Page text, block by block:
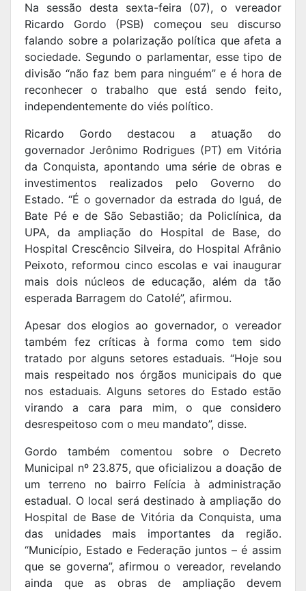
Na sessão desta sexta-feira (07), o vereador
Ricardo Gordo (PSB) começou seu discurso
falando sobre a polarização política que afeta a
sociedade. Segundo o parlamentar, esse tipo de
divisão “não faz bem para ninguém” e é hora de
reconhecer o trabalho que está sendo feito,
independentemente do viés político.
Ricardo Gordo destacou a atuação do
governador Jerônimo Rodrigues (PT) em Vitória
da Conquista, apontando uma série de obras e
investimentos realizados pelo Governo do
Estado. “É o governador da estrada do Iguá, de
Bate Pé e de São Sebastião; da Policlínica, da
UPA, da ampliação do Hospital de Base, do
Hospital Crescêncio Silveira, do Hospital Afrânio
Peixoto, reformou cinco escolas e vai inaugurar
mais dois núcleos de educação, além da tão
esperada Barragem do Catolé”, afirmou.
Apesar dos elogios ao governador, o vereador
também fez críticas à forma como tem sido
tratado por alguns setores estaduais. “Hoje sou
mais respeitado nos órgãos municipais do que
nos estaduais. Alguns setores do Estado estão
virando a cara para mim, o que considero
desrespeitoso com o meu mandato”, disse.
Gordo também comentou sobre o Decreto
Municipal nº 23.875, que oficializou a doação de
um terreno no bairro Felícia à administração
estadual. O local será destinado à ampliação do
Hospital de Base de Vitória da Conquista, uma
das unidades mais importantes da região.
“Município, Estado e Federação juntos – é assim
que se governa”, afirmou o vereador, revelando
ainda que as obras de ampliação devem